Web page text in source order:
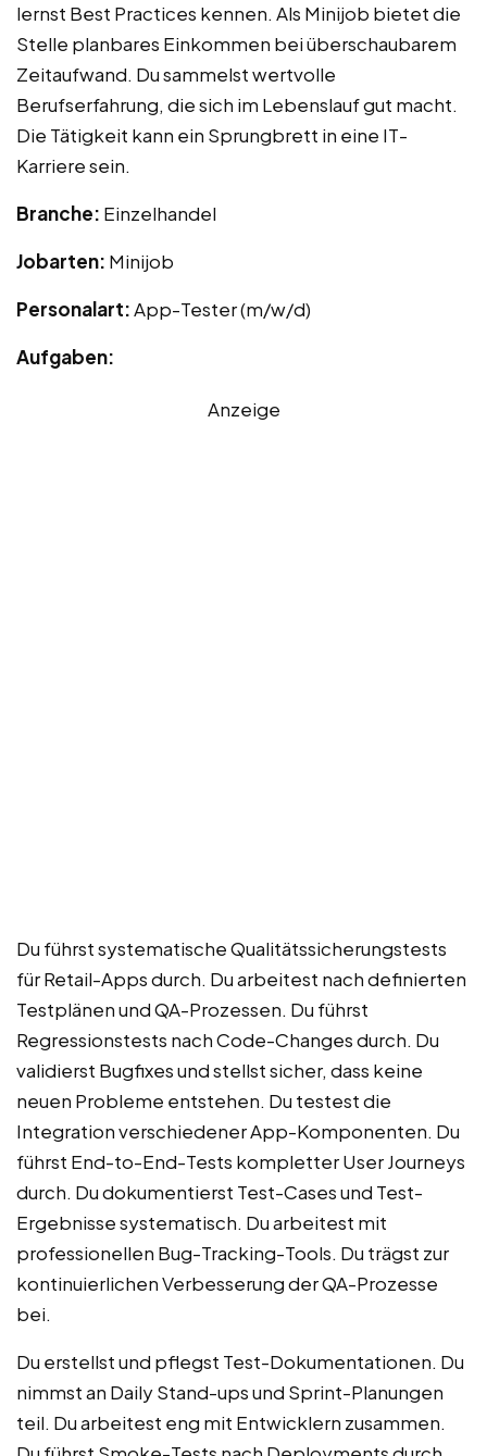
lernst Best Practices kennen. Als Minijob bietet die
Stelle planbares Einkommen bei überschaubarem
Zeitaufwand. Du sammelst wertvolle
Berufserfahrung, die sich im Lebenslauf gut macht.
Die Tätigkeit kann ein Sprungbrett in eine IT-
Karriere sein.
Branche: Einzelhandel
Jobarten: Minijob
Personalart:App-Tester (m/w/d)
Aufgaben:
Anzeige
Du führst systematische Qualitätssicherungstests
für Retail-Apps durch. Du arbeitest nach definierten
Testplänen und QA-Prozessen. Du führst
Regressionstests nach Code-Changes durch. Du
validierst Bugfixes und stellst sicher, dass keine
neuen Probleme entstehen. Du testest die
Integration verschiedener App-Komponenten. Du
führst End-to-End-Tests kompletter User Journeys
durch. Du dokumentierst Test-Cases und Test-
Ergebnisse systematisch. Du arbeitest mit
professionellen Bug-Tracking-Tools. Du trägst zur
kontinuierlichen Verbesserung der QA-Prozesse
bei.
Du erstellst und pflegst Test-Dokumentationen. Du
nimmst an Daily Stand-ups und Sprint-Planungen
teil. Du arbeitest eng mit Entwicklern zusammen.